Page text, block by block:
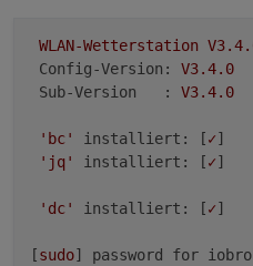
ausführen
Menüpunkt "4"
beantworten
WLAN-Wetterstation
Config-Version:
V3.4.0
Sub-Version   :
V3.4.0
'bc' installiert: [✓]
'jq'
installiert: [✓]
'dc' installiert: [✓]
[sudo] password for